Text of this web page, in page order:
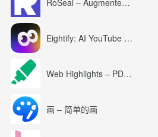
RoSeal – Augmented Roblox Experience
Eightify: AI YouTube Summary with ChatGPT
Web Highlights – PDF & Web Highlighter
画 – 简单的画